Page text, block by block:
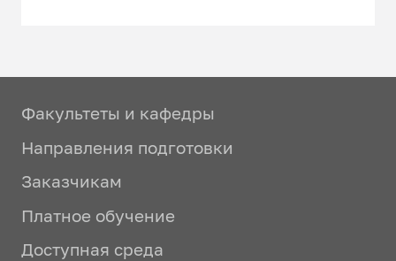
Факультеты и кафедры
Направления подготовки
Заказчикам
Платное обучение
Доступная среда